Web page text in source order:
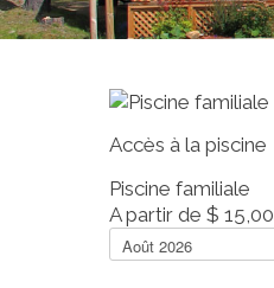
Accès à la piscine
Piscine familiale
A partir de $ 15,00